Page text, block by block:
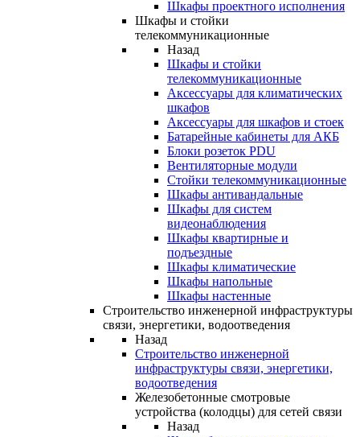
Шкафы проектного исполнения
Шкафы и стойки
телекоммуникационные
Назад
Шкафы и стойки
телекоммуникационные
Аксессуары для климатических
шкафов
Аксессуары для шкафов и стоек
Батарейные кабинеты для АКБ
Блоки розеток PDU
Вентиляторные модули
Стойки телекоммуникационные
Шкафы антивандальные
Шкафы для систем
видеонаблюдения
Шкафы квартирные и
подъездные
Шкафы климатические
Шкафы напольные
Шкафы настенные
Строительство инженерной инфраструктуры
связи, энергетики, водоотведения
Назад
Строительство инженерной
инфраструктуры связи, энергетики,
водоотведения
Железобетонные смотровые
устройства (колодцы) для сетей связи
Назад